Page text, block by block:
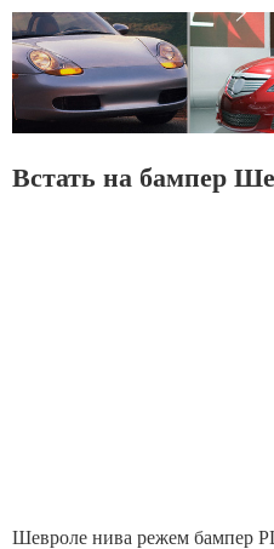
Встать на бампер
Шевроле нива режем бампер